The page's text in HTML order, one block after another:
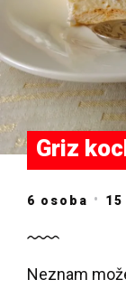
Griz
6 osoba 15
Neznam